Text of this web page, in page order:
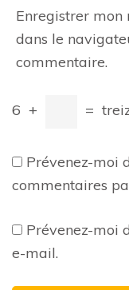
Enregistrer mon
dans le
commentaire.
6 + =
Prévenez-moi
commentaires
Prévenez-moi
e-mail.